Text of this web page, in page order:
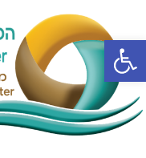
פתח סרגל נגישות